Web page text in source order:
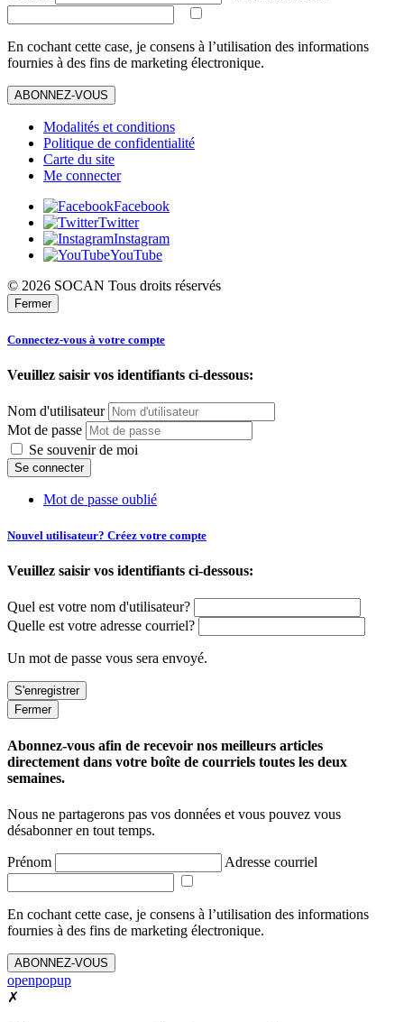
En cochant cette case, je consens à l’utilisation des informations
fournies à des fins de marketing électronique.
ABONNEZ-VOUS
Modalités et conditions
Politique de confidentialité
Carte du site
Me connecter
Facebook
Twitter
Instagram
YouTube
© 2026 SOCAN Tous droits réservés
Fermer
Connectez-vous à votre compte
Veuillez saisir vos identifiants ci-dessous:
Nom d'utilisateur
Mot de passe
Se souvenir de moi
Mot de passe oublié
Nouvel utilisateur? Créez votre compte
Veuillez saisir vos identifiants ci-dessous:
Quel est votre nom d'utilisateur?
Quelle est votre adresse courriel?
Un mot de passe vous sera envoyé.
Fermer
Abonnez-vous afin de recevoir nos meilleurs articles
directement dans votre boîte de courriels toutes les deux
semaines.
Nous ne partagerons pas vos données et vous pouvez vous
désabonner en tout temps.
Prénom Adresse courriel
En cochant cette case, je consens à l’utilisation des informations
fournies à des fins de marketing électronique.
ABONNEZ-VOUS
openpopup
✗